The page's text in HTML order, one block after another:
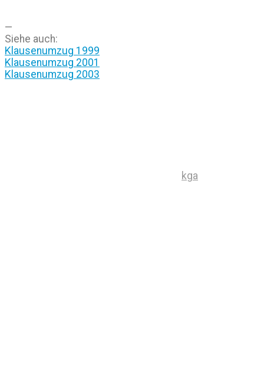
—
Siehe auch:
Klausenumzug 1999
Klausenumzug 2001
Klausenumzug 2003
kga